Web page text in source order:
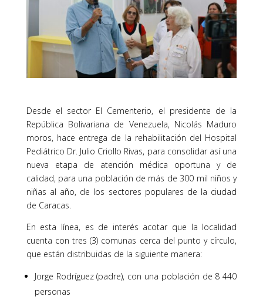
Desde el sector El Cementerio, el presidente de la
República Bolivariana de Venezuela, Nicolás Maduro
moros, hace entrega de la rehabilitación del Hospital
Pediátrico Dr. Julio Criollo Rivas, para consolidar así una
nueva etapa de atención médica oportuna y de
calidad, para una población de más de 300 mil niños y
niñas al año, de los sectores populares de la ciudad
de Caracas.
En esta línea, es de interés acotar que la localidad
cuenta con tres (3) comunas cerca del punto y círculo,
que están distribuidas de la siguiente manera:
Jorge Rodríguez (padre), con una población de 8 440
personas